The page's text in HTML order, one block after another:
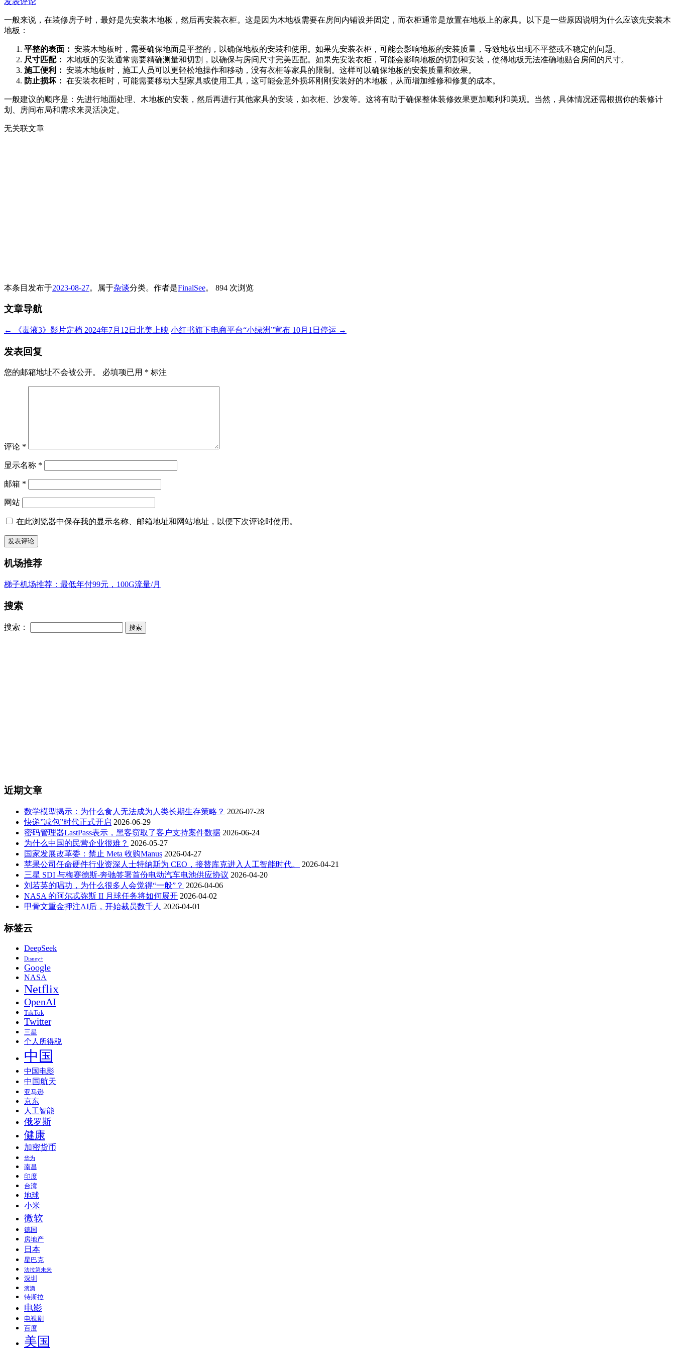
一般来说，在装修房子时，最好是先安装木地板，然后再安装衣柜。这是因为木地板需要在房间内铺设并固定，而衣柜通常是放置在地板上的家具。以下是一些原因说明为什么应该先安装木
地板：
平整的表面： 安装木地板时，需要确保地面是平整的，以确保地板的安装和使用。如果先安装衣柜，可能会影响地板的安装质量，导致地板出现不平整或不稳定的问题。
尺寸匹配：
木地板的安装通常需要精确测量和切割，以确保与房间尺寸完美匹配。如果先安装衣柜，可能会影响地板的切割和安装，使得地板无法准确地贴合房间的尺寸。
施工便利： 安装木地板时，施工人员可以更轻松地操作和移动，没有衣柜等家具的限制。这样可以确保地板的安装质量和效果。
防止损坏： 在安装衣柜时，可能需要移动大型家具或使用工具，这可能会意外损坏刚刚安装好的木地板，从而增加维修和修复的成本。
一般建议的顺序是：先进行地面处理、木地板的安装，然后再进行其他家具的安装，如衣柜、沙发等。这将有助于确保整体装修效果更加顺利和美观。当然，具体情况还需根据你的装修计
划、房间布局和需求来灵活决定。
无关联文章
本条目发布于2023-08-27。属于杂谈分类。 作者是FinalSee。 894 次浏览
文章导航
← 《毒液3》影片定档 2024年7月12日北美上映 小红书旗下电商平台“小绿洲”宣布 10月1日停运 →
发表回复
您的邮箱地址不会被公开。 必填项已用 * 标注
评论 *
显示名称 *
邮箱 *
网站
在此浏览器中保存我的显示名称、邮箱地址和网站地址，以便下次评论时使用。
机场推荐
梯子机场推荐：最低年付99元，100G流量/月
搜索
搜索：
近期文章
数学模型揭示：为什么食人无法成为人类长期生存策略？ 2026-07-28
快递”减包”时代正式开启 2026-06-29
密码管理器LastPass表示，黑客窃取了客户支持案件数据 2026-06-24
为什么中国的民营企业很难？ 2026-05-27
国家发展改革委：禁止 Meta 收购Manus 2026-04-27
苹果公司任命硬件行业资深人士特纳斯为 CEO，接替库克进入人工智能时代。
2026-04-21
三星 SDI 与梅赛德斯-奔驰签署首份电动汽车电池供应协议 2026-04-20
刘若英的唱功，为什么很多人会觉得“一般”？ 2026-04-06
NASA 的阿尔忒弥斯 II 月球任务将如何展开 2026-04-02
甲骨文重金押注AI后，开始裁员数千人 2026-04-01
标签云
DeepSeek
Disney+
Google
NASA
Netflix
OpenAI
TikTok
Twitter
三星
个人所得税
中国
中国电影
中国航天
亚马逊
京东
人工智能
俄罗斯
健康
加密货币
华为
南昌
印度
台湾
地球
小米
微软
德国
房地产
日本
星巴克
法拉第未来
深圳
滴滴
特斯拉
电影
电视剧
百度
美国